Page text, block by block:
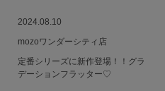
2024.08.10
mozoワンダーシティ店
定番シリーズに新作登場！！グラ
デーションフラッター♡